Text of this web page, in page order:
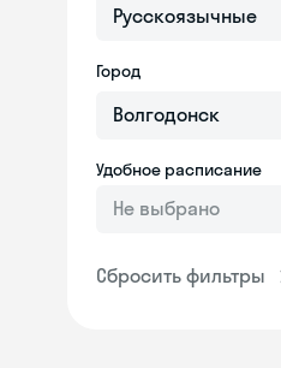
Русскоязычные
Город
Удобное расписание
Не выбрано
Сбросить фильтры